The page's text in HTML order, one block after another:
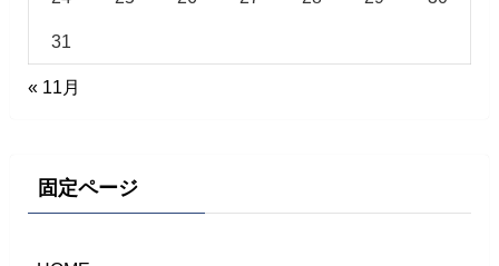
31
« 11月
固定ページ